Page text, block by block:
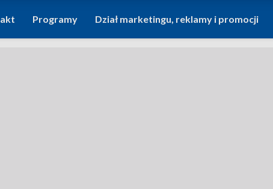
Programy Dział marketingu, reklamy i promocji